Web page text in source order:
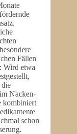
Fällen
Wird etwa
die
Nacken-
kombiniert
schon